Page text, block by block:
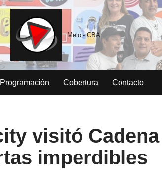
Melo - CBA
Programación Cobertura Contacto
visitó Cadena
imperdibles